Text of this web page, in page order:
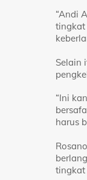
“Andi
tingkat
Selain
“Ini
harus
tingkat